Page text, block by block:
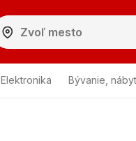
Elektronika Bývanie,